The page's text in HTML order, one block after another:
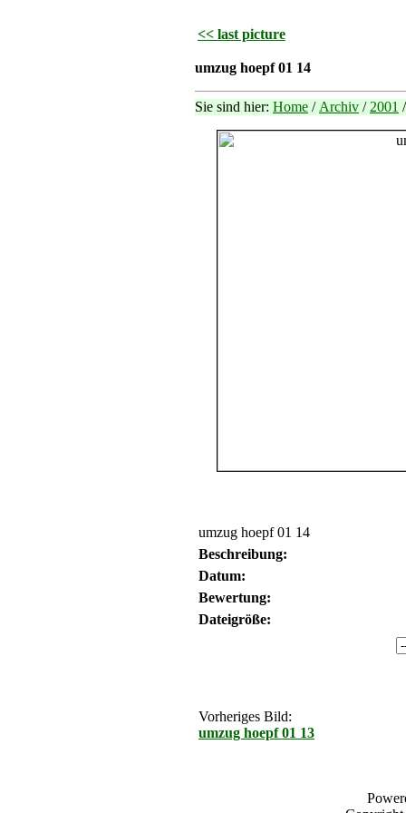
<< last picture
umzug hoepf 01 14
Sie sind hier: Home / Archiv / 2001
umzug hoepf 01 14
Beschreibung:
Datum:
Bewertung:
Dateigröße:
Vorheriges Bild:
umzug hoepf 01 13